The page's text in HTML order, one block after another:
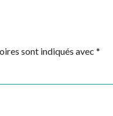
sont indiqués avec *